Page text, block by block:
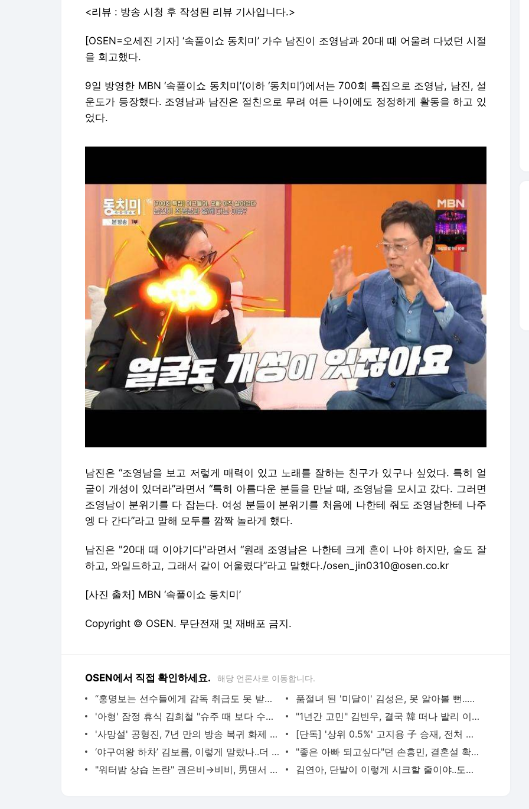
<리뷰 : 방송 시청 후 작성된 리뷰 기사입니다.>
[OSEN=오세진 기자] ‘속풀이쇼 동치미’ 가수 남진이 조영남과 20대 때 어울려 다녔던 시절
을 회고했다.
9일 방영한 MBN ‘속풀이쇼 동치미’(이하 ‘동치미’)에서는 700회 특집으로 조영남, 남진, 설
운도가 등장했다. 조영남과 남진은 절친으로 무려 여든 나이에도 정정하게 활동을 하고 있
었다.
남진은 “조영남을 보고 저렇게 매력이 있고 노래를 잘하는 친구가 있구나 싶었다. 특히 얼
굴이 개성이 있더라”라면서 “특히 아름다운 분들을 만날 때, 조영남을 모시고 갔다. 그러면
조영남이 분위기를 다 잡는다. 여성 분들이 분위기를 처음에 나한테 줘도 조영남한테 나주
엥 다 간다”라고 말해 모두를 깜짝 놀라게 했다.
남진은 "20대 때 이야기다"라면서 “원래 조영남은 나한테 크게 혼이 나야 하지만, 술도 잘
하고, 와일드하고, 그래서 같이 어울렸다”라고 말했다./osen_jin0310@osen.co.kr
[사진 출처] MBN ‘속풀이쇼 동치미’
Copyright © OSEN. 무단전재 및 재배포 금지.
OSEN에서 직접 확인하세요. 해당 언론사로 이동합니다.
“홍명보는 선수들에게 감독 취급도 못 받았구만…” 축구팬들이 충격받은 이유…남아공전 하
품절녀 된 '미달이' 김성은, 못 알아볼 뻔..우아함 물씬 "생일 축하해"
'아형' 잠정 휴식 김희철 "슈주 때 보다 수입 많다"…복귀 기대UP [핫피플]
"1년간 고민" 김빈우, 결국 韓 떠나 발리 이민…논란 속 새출발
'사망설' 공형진, 7년 만의 방송 복귀 화제 "1억 시계, 10개 팔아버텼다" [핫피플]
[단독] '상위 0.5%' 고지용 子 승재, 전처 허양임이 키운다…극비 이혼 2년 만 고백 (종합)
‘야구여왕 하차’ 김보름, 이렇게 말랐나..더 야위어진 근황 ‘걱정’
"좋은 아빠 되고싶다"던 손흥민, 결혼설 확산..왼손 약지 '970만원 웨딩링' 포착[핫피플]
"워터밤 상습 논란" 권은비→비비, 男댄서 19금 퍼포먼스..노출 비키니보다 심각 [Oh!쎈 이슈]
김연아, 단발이 이렇게 시크할 줄이야..도발적 눈빛까지